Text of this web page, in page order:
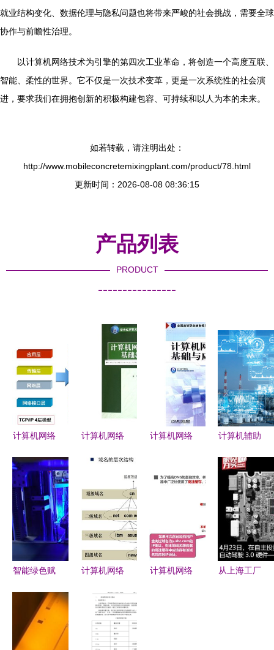
就业结构变化、数据伦理与隐私问题也将带来严峻的社会挑战，需要全球
协作与前瞻性治理。
以计算机网络技术为引擎的第四次工业革命，将创造一个高度互联、
智能、柔性的世界。它不仅是一次技术变革，更是一次系统性的社会演
进，要求我们在拥抱创新的积极构建包容、可持续和以人为本的未来。
如若转载，请注明出处：
http://www.mobileconcretemixingplant.com/product/78.html
更新时间：2026-08-08 08:36:15
产品列表
PRODUCT
----------------
计算机网络
一文让你拨
开迷雾，直
击网络原理
计算机网络
实践路径探
微
计算机网络
专著的核心
价值
计算机辅助
机网络技术
的融合与开
发应用
智能绿色赋
网络技术如
何助力制造
强省建设
计算机网络
精整理 | 第
六章 应用
层 计算机
计算机网络
从上海工厂